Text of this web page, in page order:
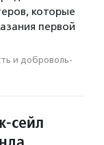
которые
первой
и доброволь­
сейл